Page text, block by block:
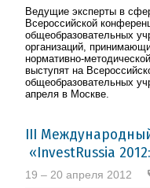
Ведущие эксперты в
Всероссийской
общеобразовательных
организаций,
нормативно-
выступят на
общеобразовательных
апреля в Москве.
III
«InvestRussia
19 – 20 апреля 2012